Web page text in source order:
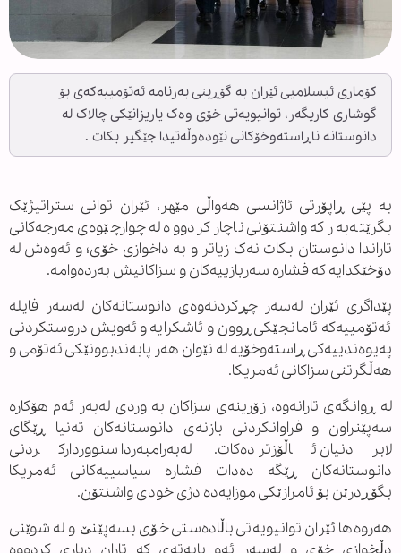
کۆماری ئیسلامیی ئێران بە گۆڕینی بەرنامە ئەتۆمییەکەی بۆ
گوشاری کاریگەر، توانیویەتی خۆی وەک یاریزانێکی چالاک لە
دانوستانە ناڕاستەوخۆکانی نێودەوڵەتیدا جێگیر بکات .
بە پێی ڕاپۆرتی ئاژانسی هەواڵی مێهر، ئێران توانی ستراتیژێک
بگرێتەبەر کە واشنتۆنی ناچار کردووە لە چوارچێوەی مەرجەکانی
تاراندا دانوستان بکات نەک زیاتر و بە داخوازی خۆی؛ و ئەوەش لە
دۆخێکدایە کە فشارە سەربازییەکان و سزاکانیش بەردەوامە.
پێداگری ئێران لەسەر چڕکردنەوەی دانوستانەکان لەسەر فایلە
ئەتۆمییەکە ئامانجێکی ڕوون و ئاشکرایە و ئەویش دروستکردنی
پەیوەندییەکی ڕاستەوخۆیە لە نێوان هەر پابەندبوونێکی ئەتۆمی و
هەڵگرتنی سزاکانی ئەمریکا.
لە ڕوانگەی تارانەوە، زۆرینەی سزاکان بە وردی لەبەر ئەم هۆکارە
سەپێنراون و فراوانکردنی بازنەی دانوستانەکان تەنیا ڕێگای
لابردنیان ئاڵۆزتر دەکات. لەبەرامبەردا سنووردارکردنی
دانوستانەکان ڕێگە دەدات فشارە سیاسییەکانی ئەمریکا
بگۆڕدرێن بۆ ئامرازێکی موزایەدە دژی خودی واشنتۆن.
هەروەها ئێران توانیویەتی باڵادەستی خۆی بسەپێنێ و لە شوێنی